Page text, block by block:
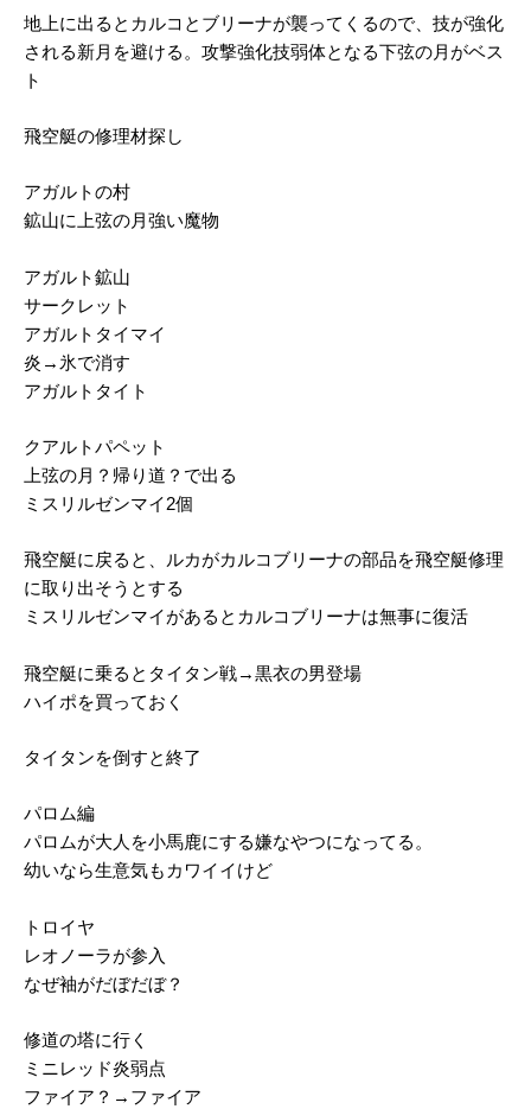
地上に出るとカルコとブリーナが襲ってくるので、技が強化
される新月を避ける。攻撃強化技弱体となる下弦の月がベス
ト
飛空艇の修理材探し
アガルトの村
鉱山に上弦の月強い魔物
アガルト鉱山
サークレット
アガルトタイマイ
炎→氷で消す
アガルトタイト
クアルトパペット
上弦の月？帰り道？で出る
ミスリルゼンマイ2個
飛空艇に戻ると、ルカがカルコブリーナの部品を飛空艇修理
に取り出そうとする
ミスリルゼンマイがあるとカルコブリーナは無事に復活
飛空艇に乗るとタイタン戦→黒衣の男登場
ハイポを買っておく
タイタンを倒すと終了
パロム編
パロムが大人を小馬鹿にする嫌なやつになってる。
幼いなら生意気もカワイイけど
トロイヤ
レオノーラが参入
なぜ袖がだぼだぼ？
修道の塔に行く
ミニレッド炎弱点
ファイア？→ファイア